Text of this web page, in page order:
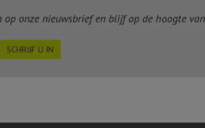
onze nieuwsbrief en blijf op de hoogte
SCHRIJF U IN